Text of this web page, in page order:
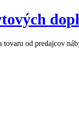
tovaru od predajcov